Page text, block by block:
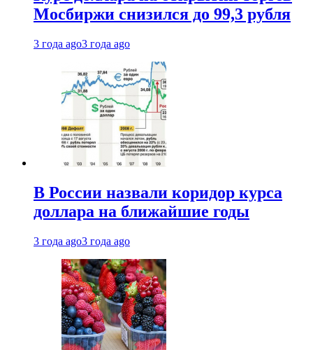
Мосбиржи снизился до 99,3 рубля
3 года ago3 года ago
В России назвали коридор курса
доллара на ближайшие годы
3 года ago3 года ago